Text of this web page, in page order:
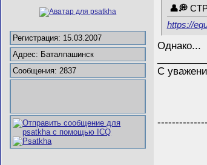
Регистрация: 15.03.2007
Адрес: Баталпашинск
Сообщения: 2837
https://
Однако...
С